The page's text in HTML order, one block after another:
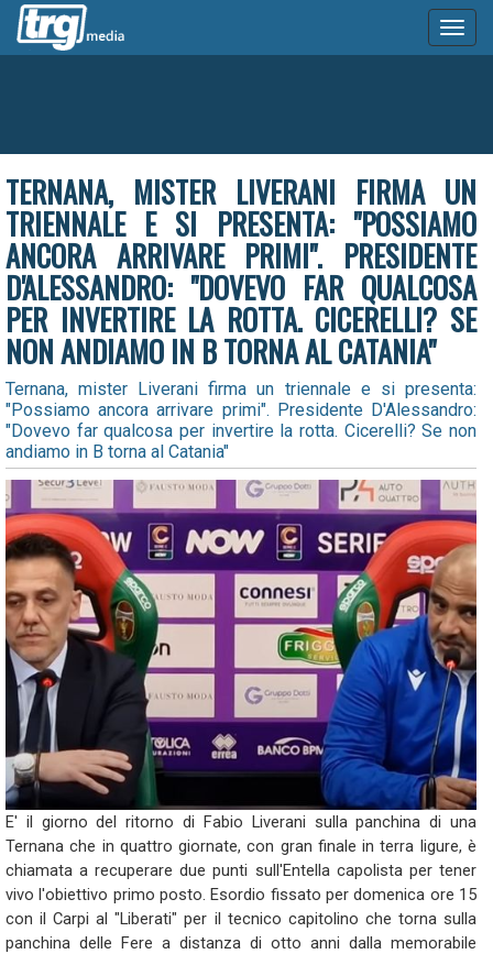
TERNANA, MISTER LIVERANI FIRMA UN
TRIENNALE E SI PRESENTA: "POSSIAMO
ANCORA ARRIVARE PRIMI". PRESIDENTE
D'ALESSANDRO: "DOVEVO FAR QUALCOSA
PER INVERTIRE LA ROTTA. CICERELLI? SE
NON ANDIAMO IN B TORNA AL CATANIA"
Ternana, mister Liverani firma un triennale e si presenta:
"Possiamo ancora arrivare primi". Presidente D'Alessandro:
"Dovevo far qualcosa per invertire la rotta. Cicerelli? Se non
andiamo in B torna al Catania"
E' il giorno del ritorno di Fabio Liverani sulla panchina di una
Ternana che in quattro giornate, con gran finale in terra ligure, è
chiamata a recuperare due punti sull'Entella capolista per tener
vivo l'obiettivo primo posto. Esordio fissato per domenica ore 15
con il Carpi al "Liberati" per il tecnico capitolino che torna sulla
panchina delle Fere a distanza di otto anni dalla memorabile